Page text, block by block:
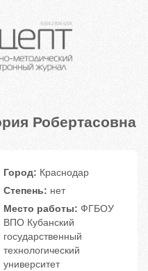
Робертасовна
Город: Краснодар
Степень: нет
Место работы: ФГБОУ
ВПО Кубанский
государственный
технологический
университет